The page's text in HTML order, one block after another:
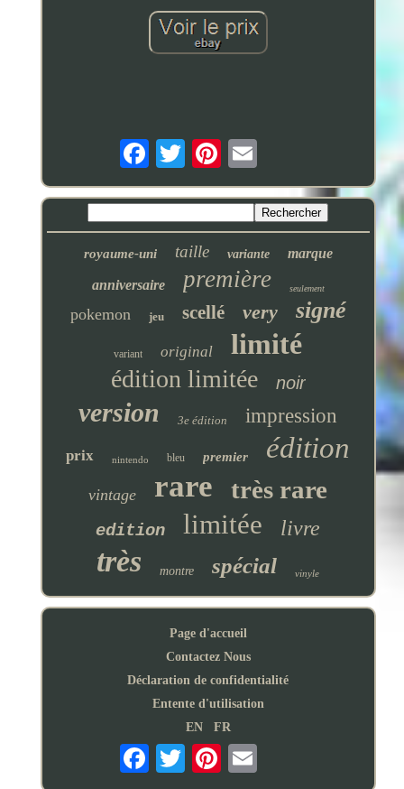
royaume-uni taille variante marque
anniversaire première seulement
pokemon jeu scellé very signé
variant original limité
édition limitée noir
version 3e édition impression
prix nintendo bleu premier édition
vintage rare très rare
edition limitée livre
très montre spécial vinyle
Page d'accueil
Contactez Nous
Déclaration de confidentialité
Entente d'utilisation
EN
FR